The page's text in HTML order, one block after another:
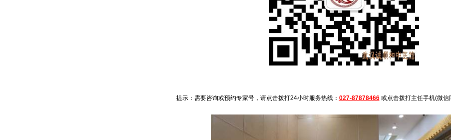
提示：需要咨询或预约专家号，请点击拨打24小时服务热线： 027-87878466或点击拨打主任手机(微信